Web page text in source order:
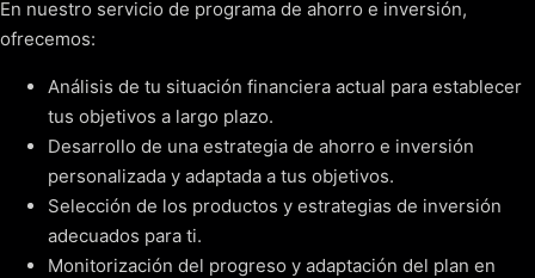
En nuestro servicio de programa de ahorro e inversión,
ofrecemos:
Análisis de tu situación financiera actual para establecer
tus objetivos a largo plazo.
Desarrollo de una estrategia de ahorro e inversión
personalizada y adaptada a tus objetivos.
Selección de los productos y estrategias de inversión
adecuados para ti.
Monitorización del progreso y adaptación del plan en